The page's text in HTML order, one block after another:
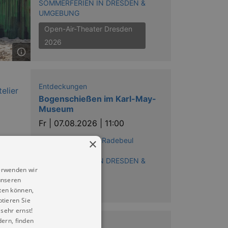
SOMMERFERIEN IN DRESDEN &
UMGEBUNG
Open-Air-Theater Dresden
2026
Entdeckungen
Bogenschießen im Karl-May-
Museum
Fr | 07.08.2026 | 11:00
Karl-May-Museum Radebeul
SOMMERFERIEN IN DRESDEN &
×
wir
können,
Sie
ernst!
finden